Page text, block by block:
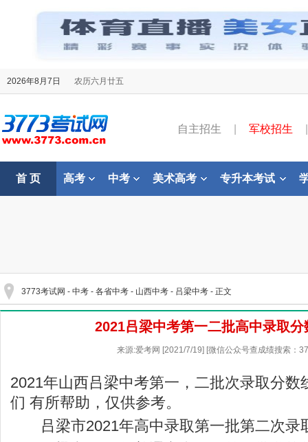
2026年8月7日 农历六月廿五
自主招生 军校招生
首 页 高考 中考 美术高考 专升本考试
3773考试网 - 中考 - 各省中考 - 山西中考 - 吕梁中考 - 正文
2021吕梁中考第一二批高中录取分
来源:爱考网 [2021/7/19] [微信公众号查成绩搜索：
2021年山西吕梁中考第一，二批次录取分数
们 有所帮助，仅供参考。
吕梁市2021年高中录取第一批第二次录